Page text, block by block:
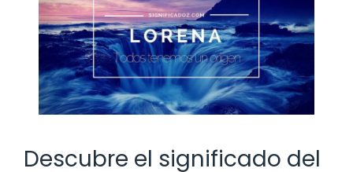
Descubre el significado del